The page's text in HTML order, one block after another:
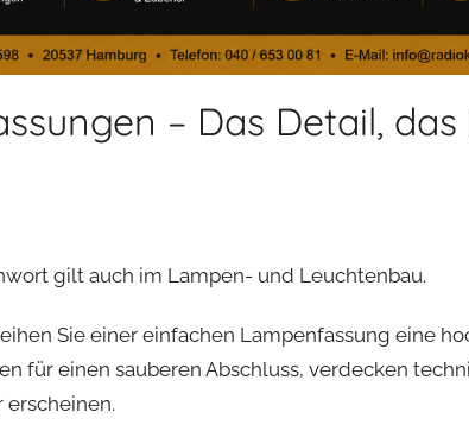
– Das Detail, das
gilt auch im Lampen- und Leuchtenbau.
Sie einer einfachen Lampenfassung eine
für einen sauberen Abschluss, verdecken